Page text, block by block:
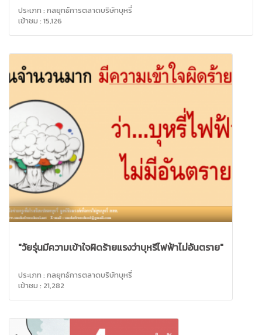
ประเภท : กลยุทธ์การตลาดบริษัทบุหรี่
เข้าชม : 15,126
"วัยรุ่นมีความเข้าใจผิดร้ายแรงว่าบุหรี่ไฟฟ้าไม่อันตราย"
ประเภท : กลยุทธ์การตลาดบริษัทบุหรี่
เข้าชม : 21,282